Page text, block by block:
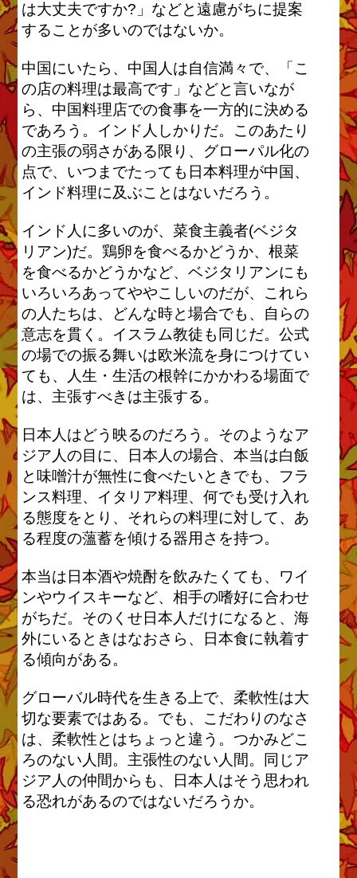
は大丈夫ですか?」などと遠慮がちに提案
することが多いのではないか。
中国にいたら、中国人は自信満々で、「こ
の店の料理は最高です」などと言いなが
ら、中国料理店での食事を一方的に決める
であろう。インド人しかりだ。このあたり
の主張の弱さがある限り、グローパル化の
点で、いつまでたっても日本料理が中国、
インド料理に及ぶことはないだろう。
インド人に多いのが、菜食主義者(ベジタ
リアン)だ。鶏卵を食べるかどうか、根菜
を食べるかどうかなど、ベジタリアンにも
いろいろあってややこしいのだが、これら
の人たちは、どんな時と場合でも、自らの
意志を貫く。イスラム教徒も同じだ。公式
の場での振る舞いは欧米流を身につけてい
ても、人生・生活の根幹にかかわる場面で
は、主張すべきは主張する。
日本人はどう映るのだろう。そのようなア
ジア人の目に、日本人の場合、本当は白飯
と味噌汁が無性に食べたいときでも、フラ
ンス料理、イタリア料理、何でも受け入れ
る態度をとり、それらの料理に対して、あ
る程度の薀蓄を傾ける器用さを持つ。
本当は日本酒や焼酎を飲みたくても、ワイ
ンやウイスキーなど、相手の嗜好に合わせ
がちだ。そのくせ日本人だけになると、海
外にいるときはなおさら、日本食に執着す
る傾向がある。
グローバル時代を生きる上で、柔軟性は大
切な要素ではある。でも、こだわりのなさ
は、柔軟性とはちょっと違う。つかみどこ
ろのない人間。主張性のない人間。同じア
ジア人の仲間からも、日本人はそう思われ
る恐れがあるのではないだろうか。